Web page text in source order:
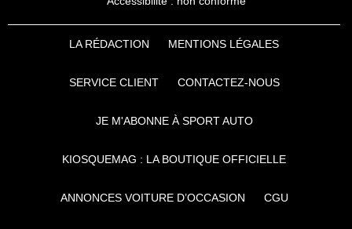
LA RÉDACTION MENTIONS LÉGALES
SERVICE CLIENT CONTACTEZ-NOUS
JE M'ABONNE À SPORT AUTO
KIOSQUEMAG : LA BOUTIQUE OFFICIELLE
ANNONCES VOITURE D’OCCASION CGU